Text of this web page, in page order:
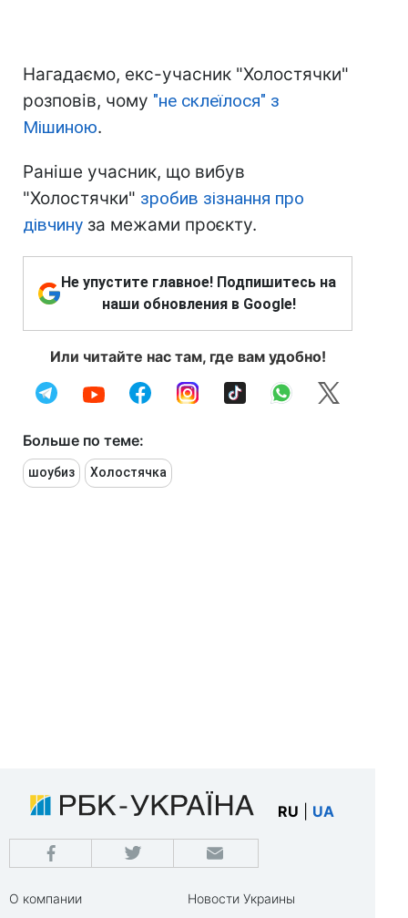
Нагадаємо, екс-учасник "Холостячки"
розповів, чому "не склеїлося" з
Мішиною.
Раніше учасник, що вибув
"Холостячки" зробив зізнання про
дівчину за межами проєкту.
Не упустите главное! Подпишитесь на
наши обновления в Google!
Или читайте нас там, где вам удобно!
Больше по теме:
шоубиз Холостячка
RU UA
О компании
Новости Украины